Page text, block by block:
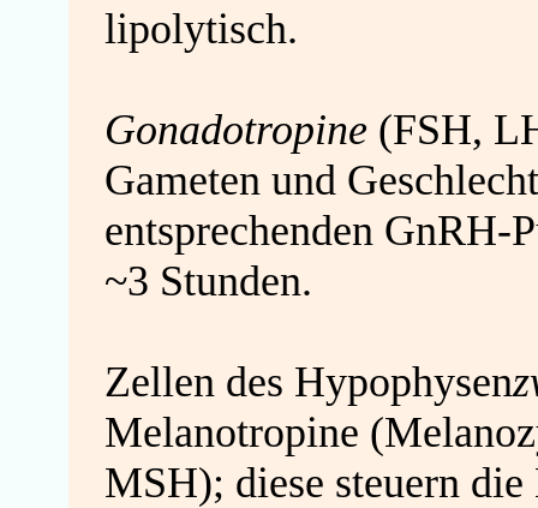
lipolytisch.
Gonadotropine(FSH,
Gameten und
entsprechenden GnRH-
~3 Stunden.
Zellen des Hypophysenz
Melanotropine
MSH); diese steuern